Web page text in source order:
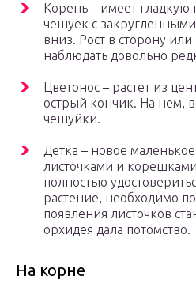
Корень – имеет гладкую
чешуек с
вниз. Рост в сторону
наблюдать довольно
Цветонос – растет из
острый кончик. На нем, в
чешуйки.
Детка – новое
листочками и
полностью
растение, необходимо
появления листочков
орхидея дала потомство.
На корне